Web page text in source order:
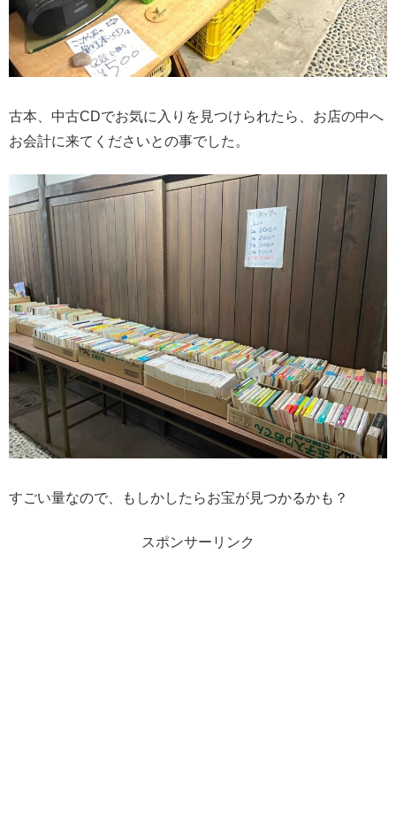
古本、中古CDでお気に入りを見つけられたら、お店の中へ
お会計に来てくださいとの事でした。
すごい量なので、もしかしたらお宝が見つかるかも？
スポンサーリンク